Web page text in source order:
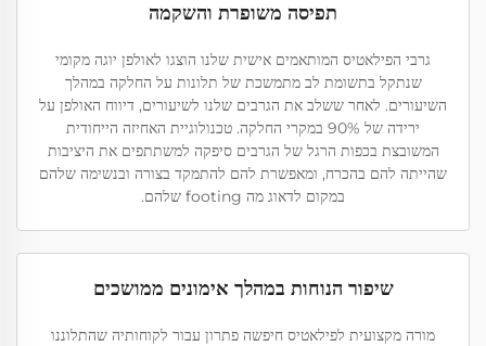
תפיסה משופרת והשקמה
גרבי הפילאטיס המותאמים אישית שלנו הוצגו לאולפן יוגה מקומי
שנתקל בתשומת לב מתמשכת של תלונות על החלקה במהלך
השיעורים. לאחר ששלב את הגרבים שלנו לשיעורים, דיווח האולפן על
ירידה של 90% במקרי החלקה. טכנולוגיית האחיזה הייחודית
המשובצת בכפות הרגל של הגרבים סיפקה למשתתפים את היציבות
שהייתה להם בהכרח, ומאפשרת להם להתמקד בצורה ובנשימה שלהם
במקום לדאוג מה footing שלהם.
שיפור הנוחות במהלך אימונים ממושכים
מורה מקצועית לפילאטיס חיפשה פתרון עבור לקוחותיה שהתלוננו